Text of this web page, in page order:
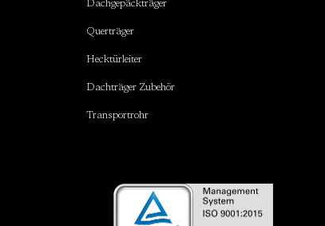
Dachgepäckträger
Querträger
Hecktürleiter
Dachträger Zubehör
Transportrohr